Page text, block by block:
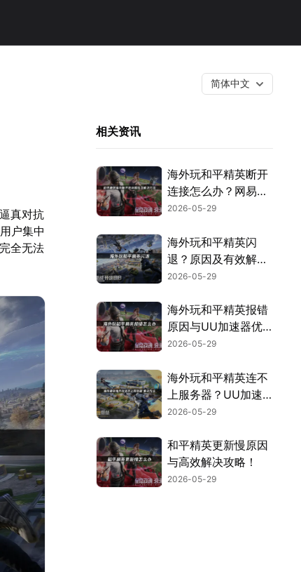
简体中文
真对抗
户集中
全无法
相关资讯
海外玩和平精英断开
连接怎么办？网易
UU加速器高效解
2026-05-29
海外玩和平精英闪
退？原因及有效解决
方法汇总！
2026-05-29
海外玩和平精英报错
原因与UU加速器优
化指南！
2026-05-29
海外玩和平精英连不
上服务器？UU加速
器一键解决网络问
2026-05-29
和平精英更新慢原因
与高效解决攻略！
2026-05-29